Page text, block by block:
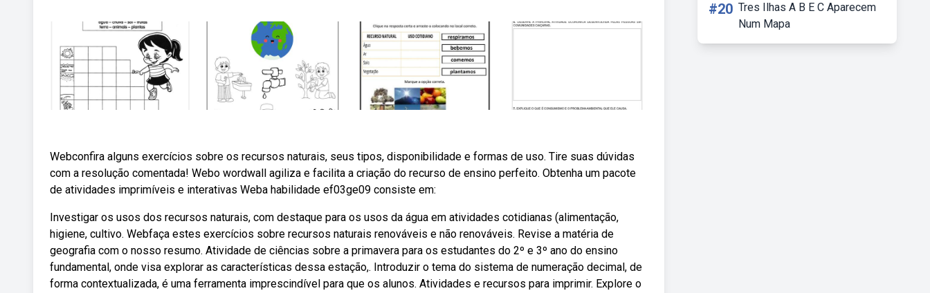
Webconfira alguns exercícios sobre os recursos naturais, seus tipos, disponibilidade e formas de uso. Tire suas dúvidas
com a resolução comentada! Webo wordwall agiliza e facilita a criação do recurso de ensino perfeito. Obtenha um pacote
de atividades imprimíveis e interativas Weba habilidade ef03ge09 consiste em:
Investigar os usos dos recursos naturais, com destaque para os usos da água em atividades cotidianas (alimentação,
higiene, cultivo. Webfaça estes exercícios sobre recursos naturais renováveis e não renováveis. Revise a matéria de
geografia com o nosso resumo. Atividade de ciências sobre a primavera para os estudantes do 2º e 3º ano do ensino
fundamental, onde visa explorar as características dessa estação,. Introduzir o tema do sistema de numeração decimal, de
forma contextualizada, é uma ferramenta imprescindível para que os alunos. Atividades e recursos para imprimir. Explore o
#20 Tres Ilhas A B E C Aparecem
Num Mapa